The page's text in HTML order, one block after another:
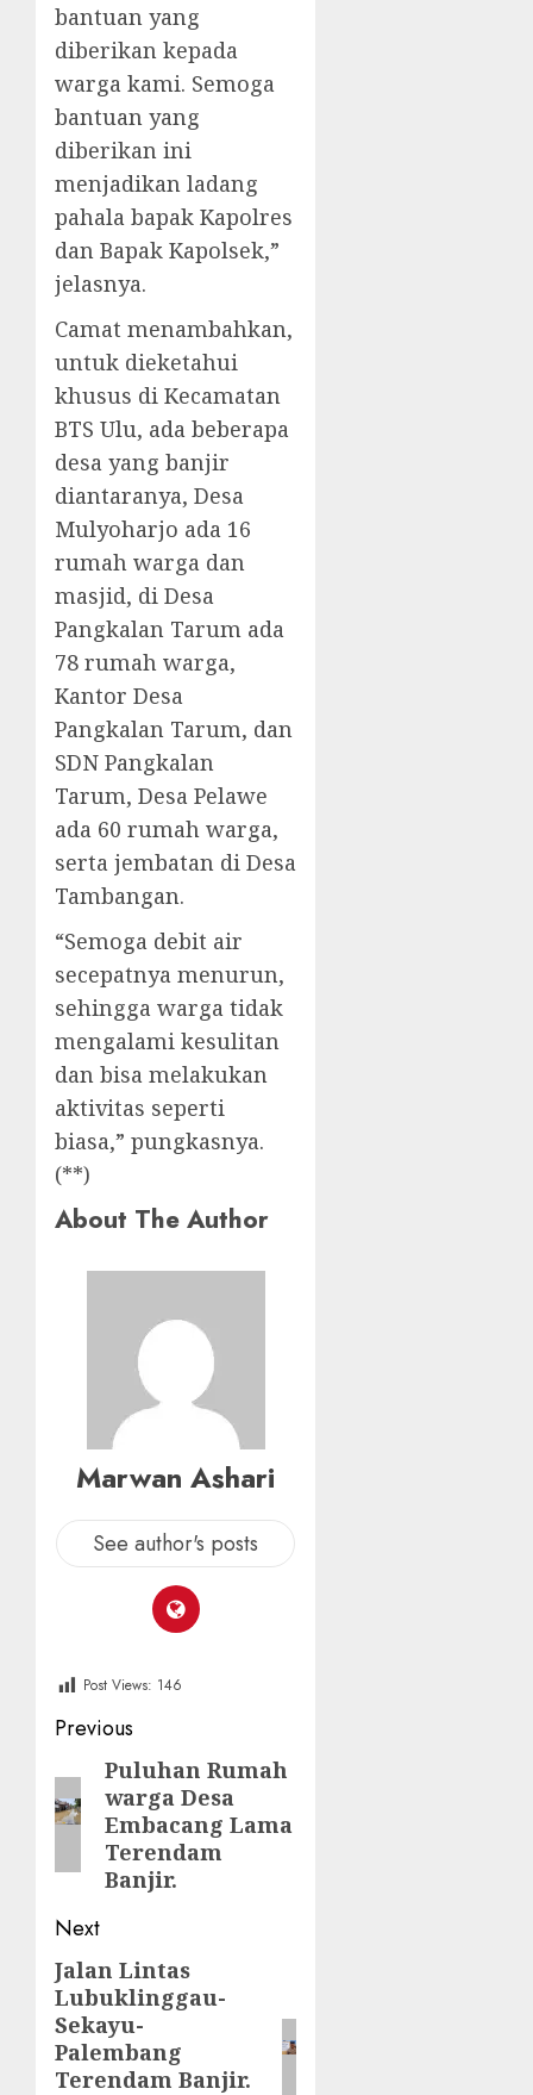
bantuan yang
diberikan kepada
warga kami. Semoga
bantuan yang
diberikan ini
menjadikan ladang
pahala bapak Kapolres
dan Bapak Kapolsek,”
jelasnya.
Camat menambahkan,
untuk dieketahui
khusus di Kecamatan
BTS Ulu, ada beberapa
desa yang banjir
diantaranya, Desa
Mulyoharjo ada 16
rumah warga dan
masjid, di Desa
Pangkalan Tarum ada
78 rumah warga,
Kantor Desa
Pangkalan Tarum, dan
SDN Pangkalan
Tarum, Desa Pelawe
ada 60 rumah warga,
serta jembatan di Desa
Tambangan.
“Semoga debit air
secepatnya menurun,
sehingga warga tidak
mengalami kesulitan
dan bisa melakukan
aktivitas seperti
biasa,” pungkasnya.
(**)
About The Author
Marwan Ashari
See author's posts
Post Views: 146
Post
navigation
Previous
Previous
post:
Puluhan Rumah
warga Desa
Embacang Lama
Terendam
Banjir.
Next
Next
post:
Jalan Lintas
Lubuklinggau-
Sekayu-
Palembang
Terendam Banjir.